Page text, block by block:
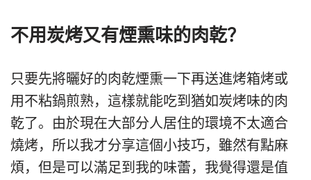
不用炭烤又有煙熏味的肉乾？
只要先將曬好的肉乾煙熏一下再送進烤箱烤或
用不粘鍋煎熟，這樣就能吃到猶如炭烤味的肉
乾了。由於現在大部分人居住的環境不太適合
燒烤，所以我才分享這個小技巧，雖然有點麻
煩，但是可以滿足到我的味蕾，我覺得還是值